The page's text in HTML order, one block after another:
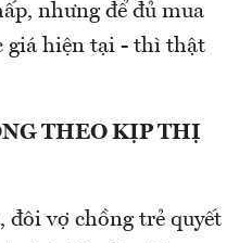
nhưng để đủ mua
giá hiện tại - thì thật
THEO KỊP THỊ
đôi vợ chồng trẻ quyết